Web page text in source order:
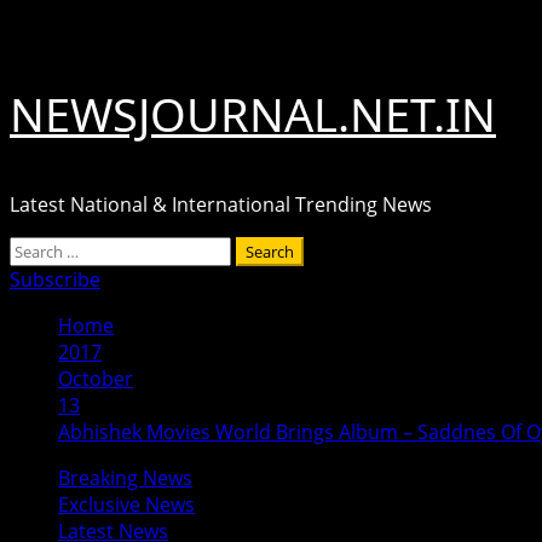
NEWSJOURNAL.NET.IN
Latest National & International Trending News
Primary
Menu
Search
for:
Subscribe
Home
2017
October
13
Abhishek Movies World Brings Album – Saddnes Of
Breaking News
Exclusive News
Latest News